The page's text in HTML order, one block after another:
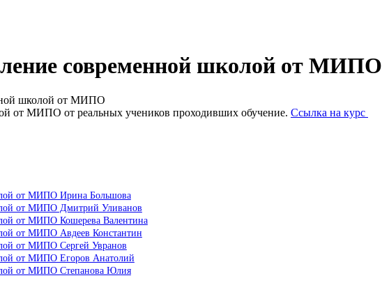
современной школой от МИПО
школой от МИПО
от МИПО от реальных учеников проходивших обучение. Ссылка на курс
от МИПО Ирина Большова
от МИПО Дмитрий Уливанов
от МИПО Кошерева Валентина
от МИПО Авдеев Константин
от МИПО Сергей Увранов
от МИПО Егоров Анатолий
от МИПО Степанова Юлия